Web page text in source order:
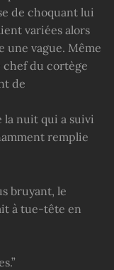
de choquant lui
variées alors
une vague. Même
chef du cortège
de
la nuit qui a suivi
remplie
bruyant, le
à tue-tête en